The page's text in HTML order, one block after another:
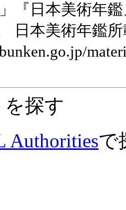
『日本美術年
日本美術年鑑所
探す
Authoritiesで